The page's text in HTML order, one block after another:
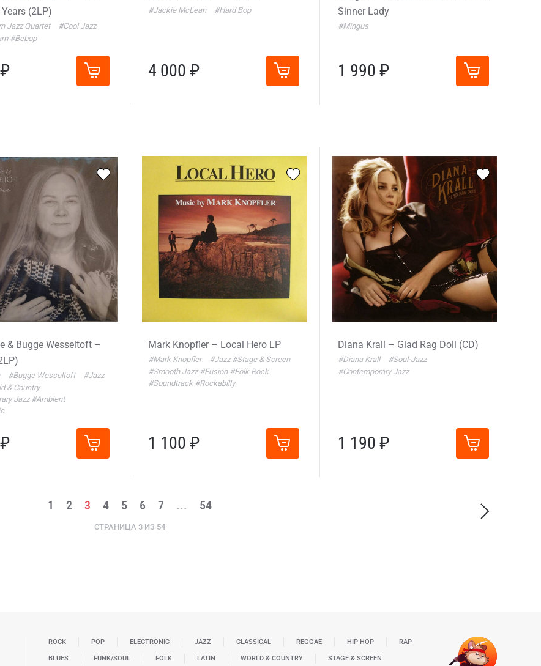
(2LP)
Jazz Quartet
#Cool Jazz
#Bebop
#Jackie McLean #Hard Bop
4 000 ₽
Sinner Lady
#Mingus
1 990 ₽
& Bugge Wesseltoft –
#Bugge Wesseltoft
#Jazz
& Country
Jazz#Ambient
Mark Knopfler – Local Hero LP
#Mark Knopfler #Jazz #Stage & Screen
#Smooth Jazz #Fusion #Folk Rock
#Soundtrack #Rockabilly
1 100 ₽
Diana Krall – Glad Rag Doll (CD)
#Diana Krall
#Soul-Jazz
#Contemporary Jazz
1 190 ₽
1 2 3 4 5 6 7 ... 54
СТРАНИЦА 3 ИЗ 54
ROCK POP ELECTRONIC JAZZ CLASSICAL REGGAE HIP HOP RAP
BLUES FUNK/SOUL FOLK LATIN WORLD & COUNTRY STAGE & SCREEN